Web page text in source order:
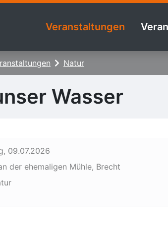
Veranstaltungen
Natur
Wasser
09.07.2026
der ehemaligen Mühle, Brecht